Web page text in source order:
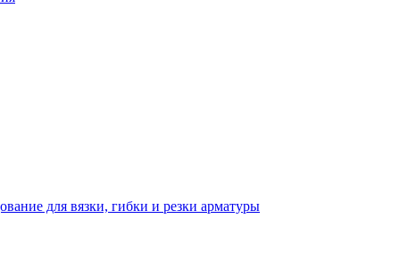
для вязки, гибки и резки арматуры